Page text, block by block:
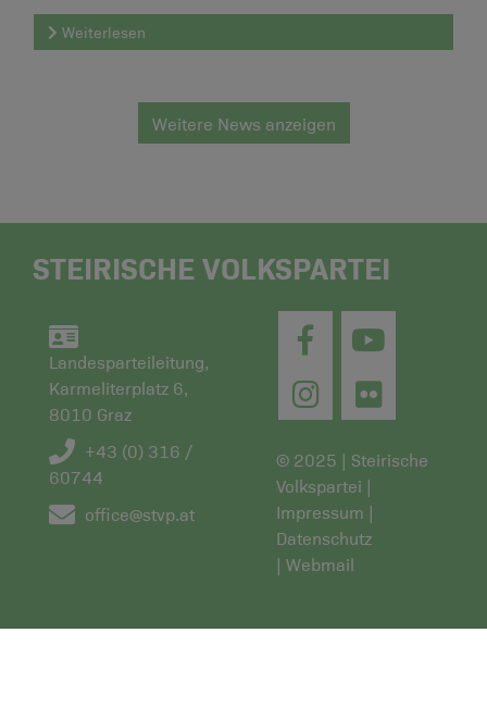
Weiterlesen
Weitere News anzeigen
STEIRISCHE VOLKSPARTEI
Landesparteileitung,
Karmeliterplatz 6,
8010 Graz
+43 (0) 316 /
60744
office@stvp.at
© 2025 | Steirische
Volkspartei |
Impressum |
Datenschutz
| Webmail